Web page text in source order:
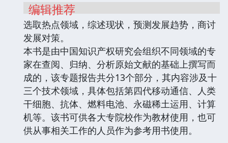
编辑推荐
选取热点领域，综述现状，预测发展趋势，商讨
发展对策。
本书是由中国知识产权研究会组织不同领域的专
家在查阅、归纳、分析原始文献的基础上撰写而
成的，该专题报告共分13个部分，其内容涉及十
三个技术领域，具体包括第四代移动通信、人类
干细胞、抗体、燃料电池、永磁稀土运用、计算
机等。该书可供各大专院校作为教材使用，也可
供从事相关工作的人员作为参考用书使用。